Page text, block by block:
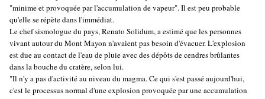
"minime et provoquée par l'accumulation de vapeur". Il est peu probable
qu'elle se répète dans l'immédiat.
Le chef sismologue du pays, Renato Solidum, a estimé que les personnes
vivant autour du Mont Mayon n'avaient pas besoin d'évacuer. L'explosion
est due au contact de l'eau de pluie avec des dépôts de cendres brûlantes
dans la bouche du cratère, selon lui.
"Il n'y a pas d'activité au niveau du magma. Ce qui s'est passé aujourd'hui,
c'est le processus normal d'une explosion provoquée par une accumulation